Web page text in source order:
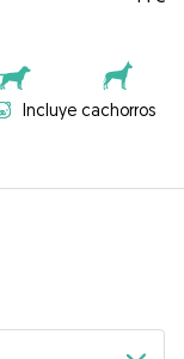
Incluye cachorros